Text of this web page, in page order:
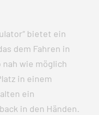
bietet ein
dem Fahren in
wie möglich
in einem
ein
in den Händen.